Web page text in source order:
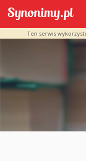
Ten serwis